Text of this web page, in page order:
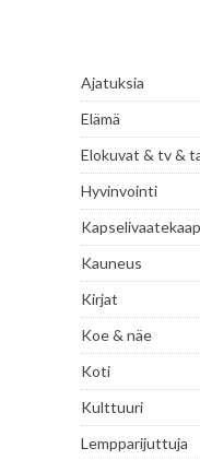
Ajatuksia
Elämä
Elokuvat & tv &
Hyvinvointi
Kauneus
Kirjat
Koe & näe
Koti
Kulttuuri
Lempparijuttuja